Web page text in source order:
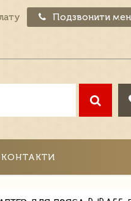
Подзвонити
КОНТАКТИ